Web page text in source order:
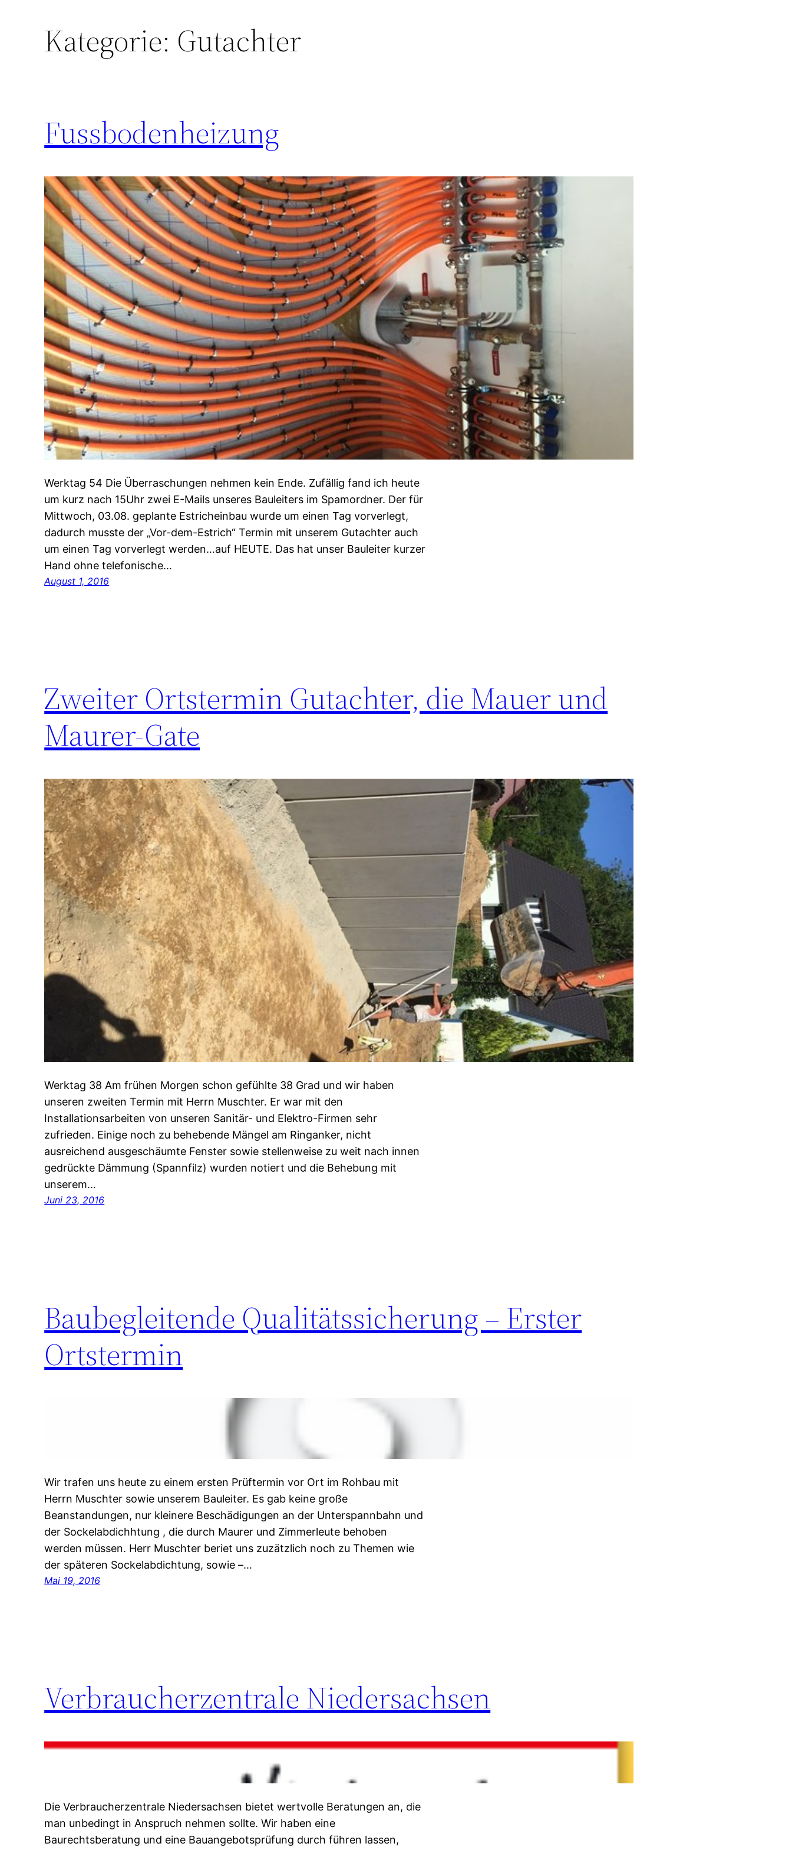
Kategorie: Gutachter
Fussbodenheizung
Werktag 54 Die Überraschungen nehmen kein Ende. Zufällig fand ich heute
um kurz nach 15Uhr zwei E-Mails unseres Bauleiters im Spamordner. Der für
Mittwoch, 03.08. geplante Estricheinbau wurde um einen Tag vorverlegt,
dadurch musste der „Vor-dem-Estrich“ Termin mit unserem Gutachter auch
um einen Tag vorverlegt werden…auf HEUTE. Das hat unser Bauleiter kurzer
Hand ohne telefonische…
August 1, 2016
Zweiter Ortstermin Gutachter, die Mauer und
Maurer-Gate
Werktag 38 Am frühen Morgen schon gefühlte 38 Grad und wir haben
unseren zweiten Termin mit Herrn Muschter. Er war mit den
Installationsarbeiten von unseren Sanitär- und Elektro-Firmen sehr
zufrieden. Einige noch zu behebende Mängel am Ringanker, nicht
ausreichend ausgeschäumte Fenster sowie stellenweise zu weit nach innen
gedrückte Dämmung (Spannfilz) wurden notiert und die Behebung mit
unserem…
Juni 23, 2016
Baubegleitende Qualitätssicherung – Erster
Ortstermin
Wir trafen uns heute zu einem ersten Prüftermin vor Ort im Rohbau mit
Herrn Muschter sowie unserem Bauleiter. Es gab keine große
Beanstandungen, nur kleinere Beschädigungen an der Unterspannbahn und
der Sockelabdichhtung , die durch Maurer und Zimmerleute behoben
werden müssen. Herr Muschter beriet uns zuzätzlich noch zu Themen wie
der späteren Sockelabdichtung, sowie –…
Mai 19, 2016
Verbraucherzentrale Niedersachsen
Die Verbraucherzentrale Niedersachsen bietet wertvolle Beratungen an, die
man unbedingt in Anspruch nehmen sollte. Wir haben eine
Baurechtsberatung und eine Bauangebotsprüfung durch führen lassen,